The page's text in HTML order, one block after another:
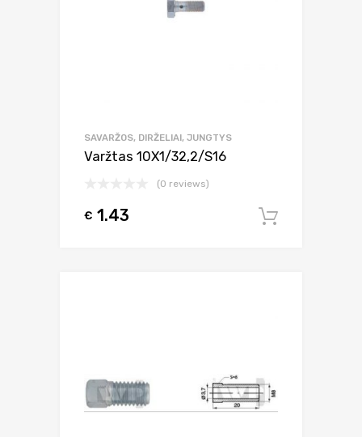
SAVARŽOS, DIRŽELIAI, JUNGTYS
Varžtas 10X1/32,2/S16
(0 reviews)
€ 1.43